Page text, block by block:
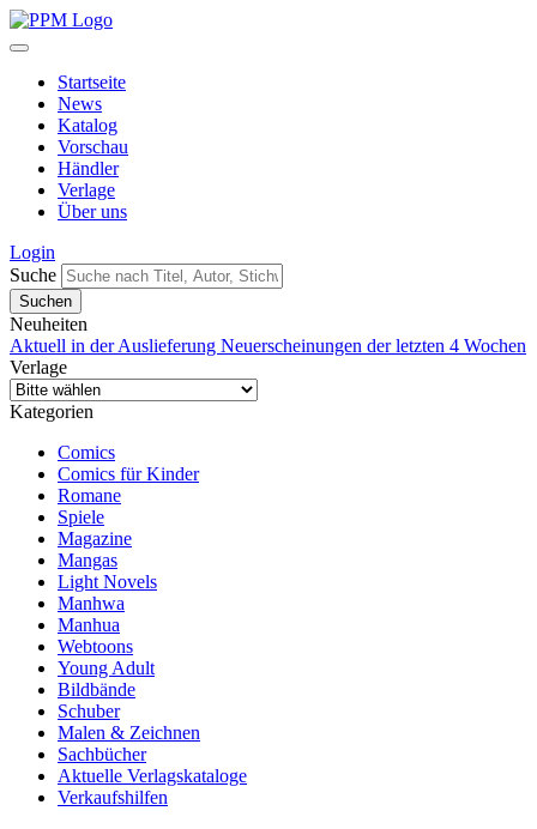
Startseite
News
Katalog
Vorschau
Händler
Verlage
Über uns
Login
Suche
Neuheiten
Aktuell in der Auslieferung Neuerscheinungen der letzten 4 Wochen
Verlage
Kategorien
Comics
Comics für Kinder
Romane
Spiele
Magazine
Mangas
Light Novels
Manhwa
Manhua
Webtoons
Young Adult
Bildbände
Schuber
Malen & Zeichnen
Sachbücher
Aktuelle Verlagskataloge
Verkaufshilfen